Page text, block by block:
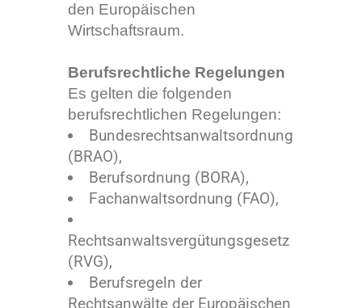
den Europäischen
Wirtschaftsraum.
Berufsrechtliche Regelungen
Es gelten die folgenden
berufsrechtlichen Regelungen:
Bundesrechtsanwaltsordnung
(BRAO),
Berufsordnung (BORA),
Fachanwaltsordnung (FAO),
Rechtsanwaltsvergütungsgesetz
(RVG),
Berufsregeln der
Rechtsanwälte der Europäischen